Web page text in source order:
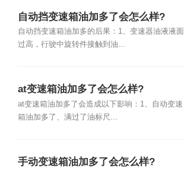
自动挡变速箱油加多了会怎么样?
自动挡变速箱油加多的后果：1、变速器油液液面
过高，行驶中旋转件接触到油...
at变速箱油加多了会怎么样?
at变速箱油加多了会造成以下影响：1、自动变速
箱油加多了、满过了油标尺...
手动变速箱油加多了会怎么样?